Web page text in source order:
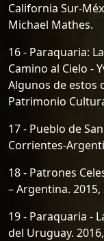
California Sur-
Michael Mathes.
16 - Paraquaria:
Camino al Cielo -
Algunos de estos
Patrimonio
17 - Pueblo de
Corrientes-
18 - Patrones
– Argentina. 2015,
19 - Paraquaria -
del Uruguay. 2016,